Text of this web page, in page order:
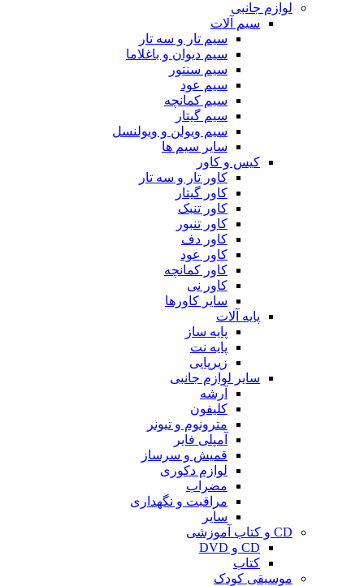
لوازم جانبی
سیم آلات
سیم تار و سه تار
سیم دیوان و باغلاما
سیم سنتور
سیم عود
سیم کمانچه
سیم گیتار
سیم ویولن و ویولنسل
سایر سیم ها
کیس و کاور
کاور تار و سه تار
کاور گیتار
کاور تنبک
کاور تنبور
کاور دف
کاور عود
کاور کمانچه
کاور نی
سایر کاورها
پایه آلات
پایه ساز
پایه نت
زیرپایی
سایر لوازم جانبی
آرشه
کلیفون
مترونوم و تیونر
آمپلی فایر
قمیش و سرساز
لوازم دکوری
مضراب
مراقبت و نگهداری
سایر
CD و کتاب آموزشی
CD و DVD
کتاب
موسیقی کودک